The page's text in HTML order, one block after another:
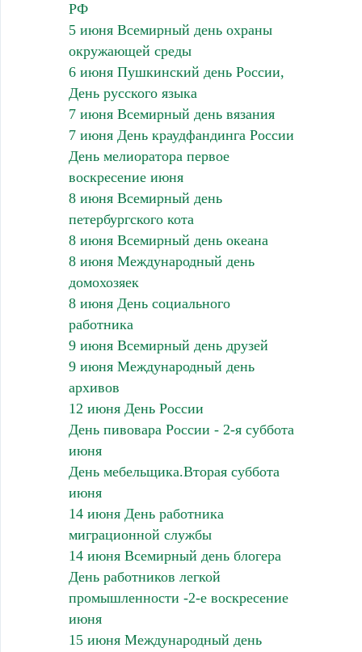
РФ
5 июня Всемирный день охраны
окружающей среды
6 июня Пушкинский день России,
День русского языка
7 июня Всемирный день вязания
7 июня День краудфандинга России
День мелиоратора первое
воскресение июня
8 июня Всемирный день
петербургского кота
8 июня Всемирный день океана
8 июня Международный день
домохозяек
8 июня День социального
работника
9 июня Всемирный день друзей
9 июня Международный день
архивов
12 июня День России
День пивовара России - 2-я суббота
июня
День мебельщика.Вторая суббота
июня
14 июня День работника
миграционной службы
14 июня Всемирный день блогера
День работников легкой
промышленности -2-е воскресение
июня
15 июня Международный день